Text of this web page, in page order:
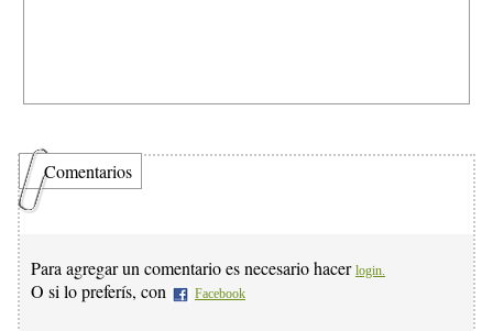
Comentarios
Para agregar un comentario es necesario hacer login.
O si lo preferís, con Facebook